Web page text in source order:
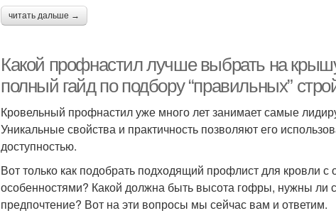
читать дальше →
Какой профнастил лучше выбрать на
полный гайд по подбору “правильных”
Кровельный профнастил уже много лет занимает самые
Уникальные свойства и практичность позволяют его
доступностью.
Вот только как подобрать подходящий профлист для кровли
особенностями? Какой должна быть высота гофры, нужны ли
предпочтение? Вот на эти вопросы мы сейчас вам и ответим.